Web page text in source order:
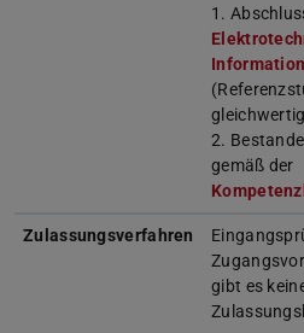
1.
2.
gemäß der
Zulassungsverfahren
gibt es